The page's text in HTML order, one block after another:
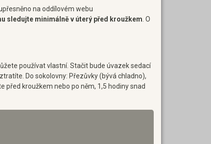
na oddílovém webu
sledujte minimálně v úterý před kroužkem . O
používat vlastní. Stačit bude úvazek sedací
Do sokolovny: Přezůvky (bývá chladno),
před kroužkem nebo po něm, 1,5 hodiny snad